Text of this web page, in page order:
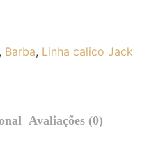
, Barba, Linha calico Jack
Avaliações (0)